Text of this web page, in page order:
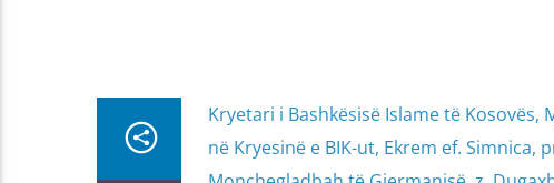
Kryetari i Bashkësisë Islame të
në Kryesinë e BIK-ut, Ekrem ef.